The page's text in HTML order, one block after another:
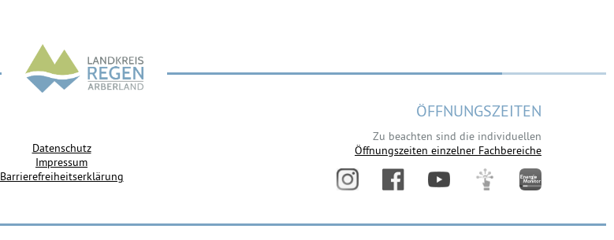
Datenschutz
Impressum
Barrierefreiheitserklärung
ÖFFNUNGSZEITEN
Zu beachten sind die individuellen
Öffnungszeiten einzelner Fachbereiche